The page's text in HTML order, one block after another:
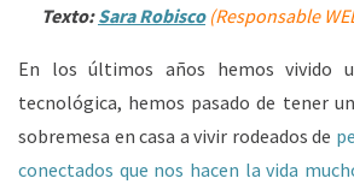
Texto: Sara Robisco (Responsable
En los últimos años hemos vivido
tecnológica, hemos pasado de tener
sobremesa en casa a vivir rodeados de
conectados que nos hacen la vida